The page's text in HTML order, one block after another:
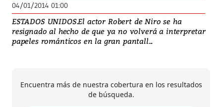
04/01/2014 01:00
ESTADOS UNIDOS.El actor Robert de Niro se ha
resignado al hecho de que ya no volverá a interpretar
papeles románticos en la gran pantall...
Encuentra más de nuestra cobertura en los resultados
de búsqueda.